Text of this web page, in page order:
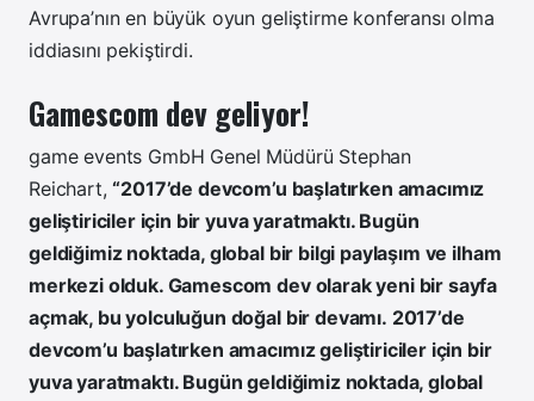
Avrupa’nın en büyük oyun geliştirme konferansı olma
iddiasını pekiştirdi.
Gamescom dev geliyor!
game events GmbH Genel Müdürü Stephan
Reichart,“2017’de devcom’u başlatırken amacımız
geliştiriciler için bir yuva yaratmaktı. Bugün
geldiğimiz noktada, global bir bilgi paylaşım ve ilham
merkezi olduk. Gamescom dev olarak yeni bir sayfa
açmak, bu yolculuğun doğal bir devamı. 2017’de
devcom’u başlatırken amacımız geliştiriciler için bir
yuva yaratmaktı. Bugün geldiğimiz noktada, global